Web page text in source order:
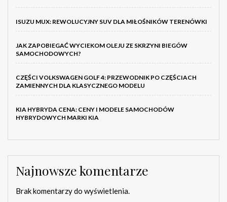
ISUZU MUX: REWOLUCYJNY SUV DLA MIŁOŚNIKÓW TERENÓWKI
JAK ZAPOBIEGAĆ WYCIEKOM OLEJU ZE SKRZYNI BIEGÓW
SAMOCHODOWYCH?
CZĘŚCI VOLKSWAGEN GOLF 4: PRZEWODNIK PO CZĘŚCIACH
ZAMIENNYCH DLA KLASYCZNEGO MODELU
KIA HYBRYDA CENA: CENY I MODELE SAMOCHODÓW
HYBRYDOWYCH MARKI KIA
Najnowsze komentarze
Brak komentarzy do wyświetlenia.